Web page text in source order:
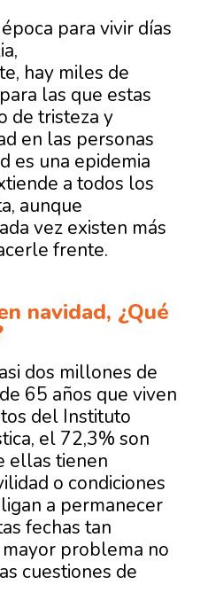
para vivir días
hay miles de
las que estas
de tristeza y
en las personas
es una epidemia
a todos los
aunque
vez existen más
frente.
navidad, ¿Qué
dos millones de
65 años que viven
del Instituto
el 72,3% son
ellas tienen
o condiciones
a permanecer
fechas tan
problema no
cuestiones de